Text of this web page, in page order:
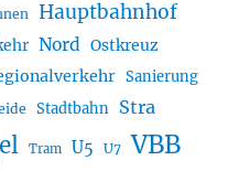
Hauptbahnhof
Nord Ostkreuz
Sanierung
Stadtbahn Stra
Tram U5 U7 VBB